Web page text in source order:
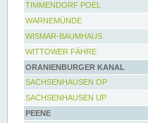
TIMMENDORF POEL
WARNEMÜNDE
WISMAR-BAUMHAUS
WITTOWER FÄHRE
ORANIENBURGER KANAL
SACHSENHAUSEN OP
SACHSENHAUSEN UP
PEENE